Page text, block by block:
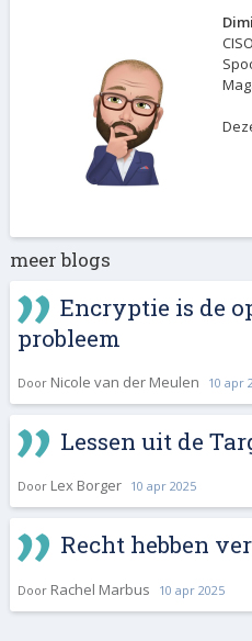
meer blogs
Encryptie is de
probleem
Door Nicole van der Meulen 10 apr
Lessen uit de
Door Lex Borger 10 apr 2025
Recht hebben
Door Rachel Marbus 10 apr 2025